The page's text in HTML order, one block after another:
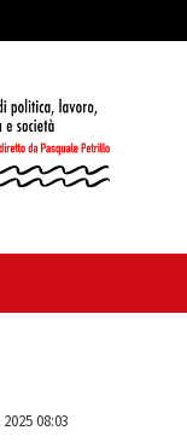
"Cava de’
Fratellanza
08:03